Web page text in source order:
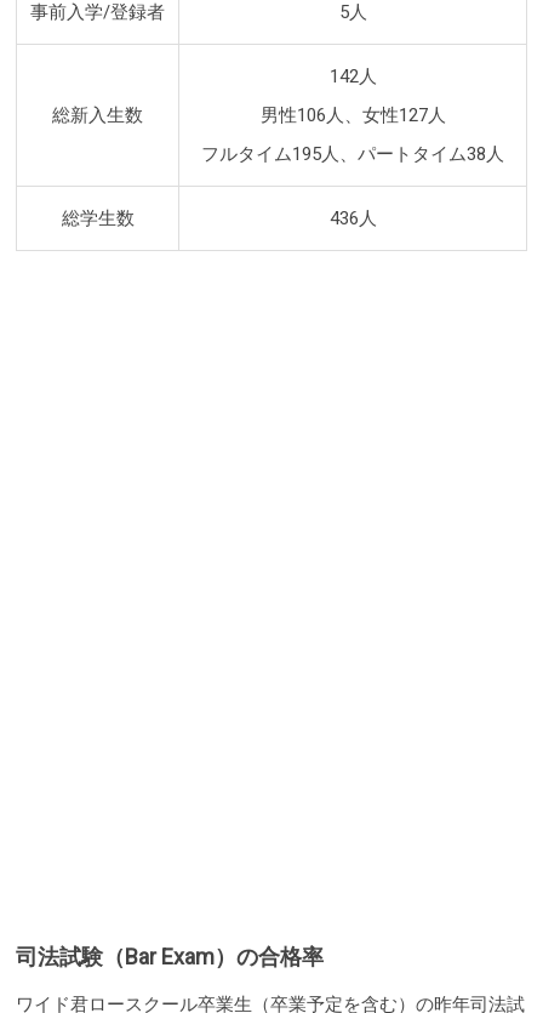
事前入学/登録者 5人
総新入生数
142人
男性106人、女性127人
フルタイム195人、パートタイム38人
総学生数 436人
司法試験（Bar Exam）の合格率
ワイド君ロースクール卒業生（卒業予定を含む）の昨年司法試